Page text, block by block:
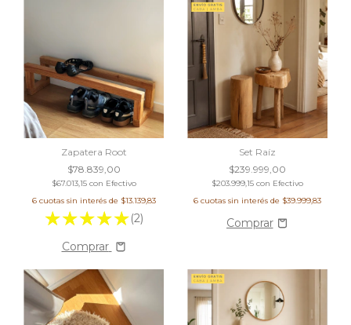
Zapatera Root
$78.839,00
$67.013,15 con Efectivo
6 cuotas sin interés de $13.139,83
(2)
Comprar
Set Raíz
$239.999,00
$203.999,15 con Efectivo
6 cuotas sin interés de $39.999,83